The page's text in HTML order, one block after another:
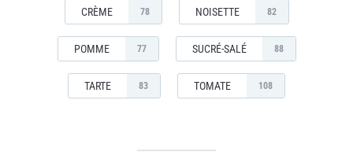
CRÈME 78 NOISETTE 82
POMME 77 SUCRÉ-SALÉ 88
TARTE 83 TOMATE 108